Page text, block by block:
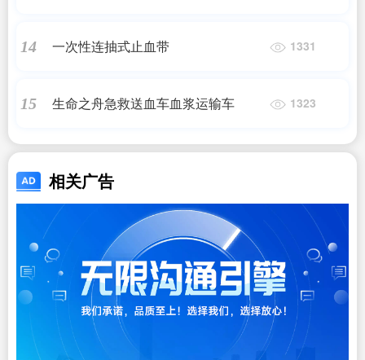
14 一次性连抽式止血带 1331
15 生命之舟急救送血车血浆运输车 1323
相关广告